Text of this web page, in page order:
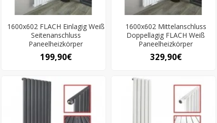
1600x602 FLACH Einlagig Weiß
Seitenanschluss
Paneelheizkörper
199,90€
1600x602 Mittelanschluss
Doppellagig FLACH Weiß
Paneelheizkörper
329,90€